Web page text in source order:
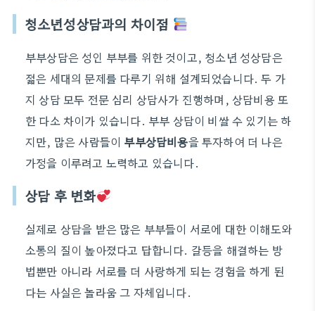
청소년성상담과의 차이점
부부상담은 성인 부부를 위한 것이고, 청소년 성상담은
젊은 세대의 문제를 다루기 위해 설계되었습니다. 두 가
지 상담 모두 전문 심리 상담사가 진행하며, 상담비용 또
한 다소 차이가 있습니다. 부부 상담이 비쌀 수 있기는 하
지만, 많은 사람들이 부부상담비용을 투자하여 더 나은
가정을 이루려고 노력하고 있습니다.
상담 후 변화
실제로 상담을 받은 많은 부부들이 서로에 대한 이해도와
소통의 질이 높아졌다고 답합니다. 갈등을 해결하는 방
법뿐만 아니라 서로를 더 사랑하게 되는 경험을 하게 된
다는 사실은 놀라움 그 자체입니다.